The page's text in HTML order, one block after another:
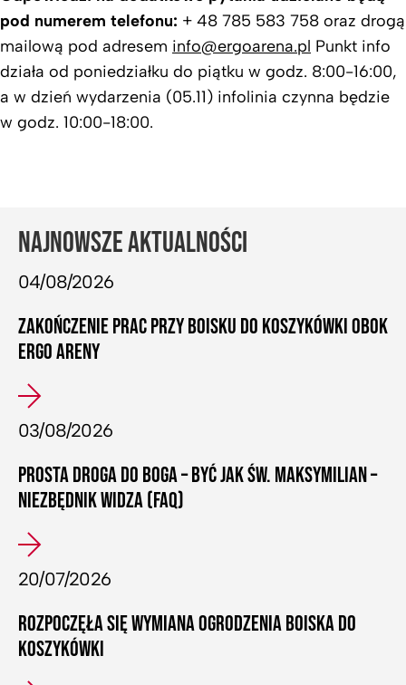
pod numerem telefonu: + 48 785 583 758 oraz drogą
mailową pod adresem info@ergoarena.pl Punkt info
działa od poniedziałku do piątku w godz. 8:00-16:00,
a w dzień wydarzenia (05.11) infolinia czynna będzie
w godz. 10:00-18:00.
NAJNOWSZE AKTUALNOŚCI
04/08/2026
ZAKOŃCZENIE PRAC PRZY BOISKU DO KOSZYKÓWKI OBOK
ERGO ARENY
03/08/2026
PROSTA DROGA DO BOGA – BYĆ JAK ŚW. MAKSYMILIAN –
NIEZBĘDNIK WIDZA (FAQ)
20/07/2026
ROZPOCZĘŁA SIĘ WYMIANA OGRODZENIA BOISKA DO
KOSZYKÓWKI